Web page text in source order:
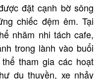
đặt cạnh bờ sông
chiếc đệm êm. Tại
nhăm nhi tách cafe,
trong lành vào buổi
tham gia các hoạt
du thuyền, xe nhảy